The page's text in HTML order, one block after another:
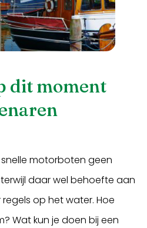
dit moment
snelle motorboten geen
daar wel behoefte aan
op het water. Hoe
Wat kun je doen bij een